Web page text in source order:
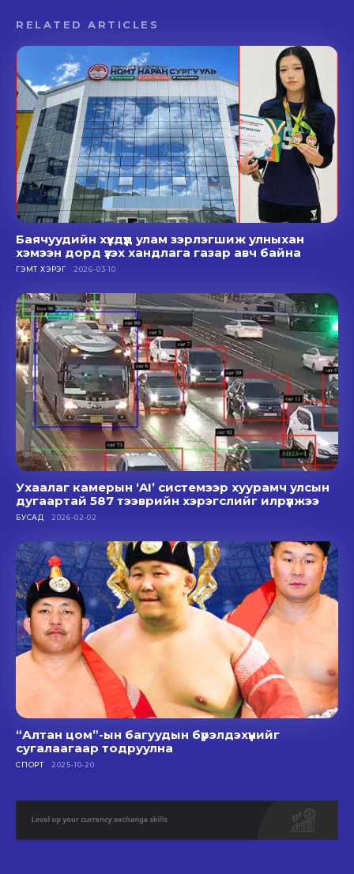
RELATED ARTICLES
Баячуудийн хүүхдүүд улам зэрлэгшиж улныхан
хэмээн дорд үзэх хандлага газар авч байна
ГЭМТ ХЭРЭГ 2026-03-10
Ухаалаг камерын ‘AI’ системээр хуурамч улсын
дугаартай 587 тээврийн хэрэгслийг илрүүлжээ
БУСАД 2026-02-02
“Алтан цом”-ын багуудын бүрэлдэхүүнийг
сугалаагаар тодруулна
СПОРТ 2025-10-20